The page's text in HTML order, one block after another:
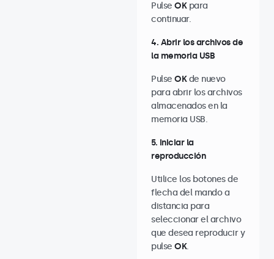
Pulse OKpara
continuar.
4. Abrir los archivos de
la memoria USB
Pulse OKde nuevo
para abrir los archivos
almacenados en la
memoria USB.
5. Iniciar la
reproducción
Utilice los botones de
flecha del mando a
distancia para
seleccionar el archivo
que desea reproducir y
pulse OK.